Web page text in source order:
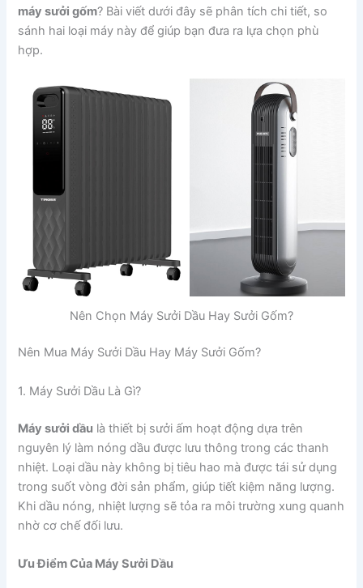
máy sưởi gốm? Bài viết dưới đây sẽ phân tích chi tiết, so
sánh hai loại máy này để giúp bạn đưa ra lựa chọn phù
hợp.
Nên Chọn Máy Sưởi Dầu Hay Sưởi Gốm?
Nên Mua Máy Sưởi Dầu Hay Máy Sưởi Gốm?
1. Máy Sưởi Dầu Là Gì?
Máy sưởi dầu là thiết bị sưởi ấm hoạt động dựa trên
nguyên lý làm nóng dầu được lưu thông trong các thanh
nhiệt. Loại dầu này không bị tiêu hao mà được tái sử dụng
trong suốt vòng đời sản phẩm, giúp tiết kiệm năng lượng.
Khi dầu nóng, nhiệt lượng sẽ tỏa ra môi trường xung quanh
nhờ cơ chế đối lưu.
Ưu Điểm Của Máy Sưởi Dầu